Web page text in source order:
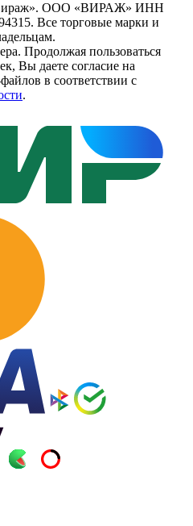
ООО «ВИРАЖ» ИНН
Все торговые марки и
Продолжая пользоваться
Вы даете согласие на
в соответствии с
.